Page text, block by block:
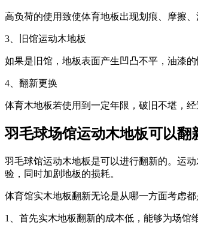
高负荷的使用致使体育地板出现划痕、摩擦
3、旧馆运动木地板
如果是旧馆，地板表面产生凹凸不平，油漆
4、翻新更换
体育木地板若使用到一定年限，破旧不堪，
羽毛球场馆运动木地板可以翻
羽毛球馆运动木地板是可以进行翻新的。运
验，同时加剧地板的损耗。
体育馆实木地板翻新无论是从哪一方面考虑都
1、首先实木地板翻新的成本低，能够为场馆